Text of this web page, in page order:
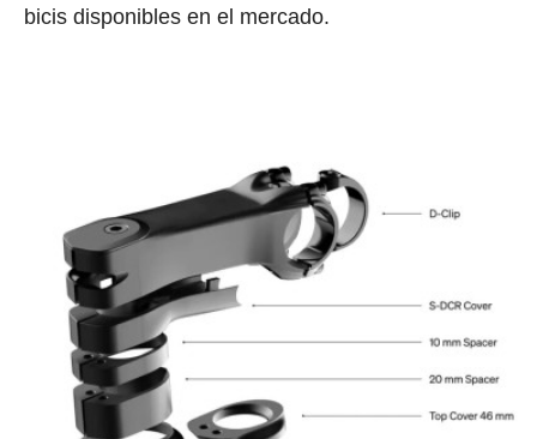
bicis disponibles en el mercado.